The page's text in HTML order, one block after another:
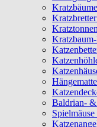
Kratzbäume
Kratztonnen
Baldrian-